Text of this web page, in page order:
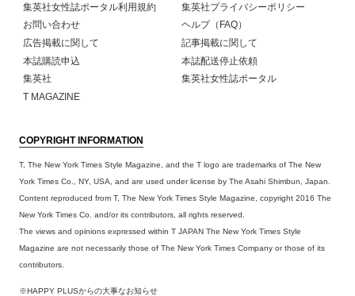
集英社女性誌ポータル利用規約
集英社プライバシーポリシー
お問い合わせ
ヘルプ（FAQ）
広告掲載に関して
記事掲載に関して
本誌購読申込
本誌配送停止依頼
集英社
集英社女性誌ポータル
T MAGAZINE
COPYRIGHT INFORMATION
T, The New York Times Style Magazine, and the T logo are trademarks of The New
York Times Co., NY, USA, and are used under license by The Asahi Shimbun, Japan.
Content reproduced from T, The New York Times Style Magazine, copyright 2016 The
New York Times Co. and/or its contributors, all rights reserved.
The views and opinions expressed within T JAPAN The New York Times Style
Magazine are not necessarily those of The New York Times Company or those of its
contributors.
※HAPPY PLUSからの大事なお知らせ